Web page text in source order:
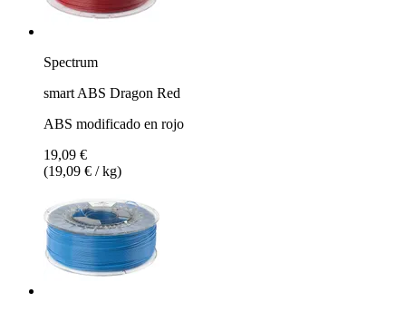
Spectrum
smart ABS Dragon Red
ABS modificado en rojo
19,09 €
(19,09 € / kg)